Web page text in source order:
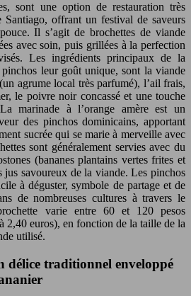
sont une option de restauration très
offrant un festival de saveurs
Il s’agit de brochettes de viande
avec soin, puis grillées à la perfection
Les ingrédients principaux de la
leur goût unique, sont la viande
agrume local très parfumé), l’ail frais,
le poivre noir concassé et une touche
marinade à l’orange amère est un
des pinchos dominicains, apportant
sucrée qui se marie à merveille avec
sont généralement servies avec du
(bananes plantains vertes frites et
jus savoureux de la viande. Les pinchos
à déguster, symbole de partage et de
de nombreuses cultures à travers le
varie entre 60 et 120 pesos
2,40 euros), en fonction de la taille de la
utilisé.
délice traditionnel enveloppé